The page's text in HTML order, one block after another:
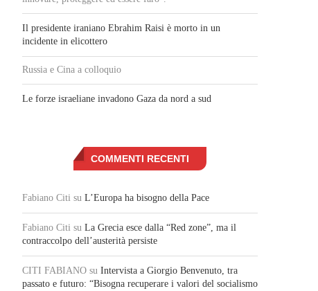
Il presidente iraniano Ebrahim Raisi è morto in un
incidente in elicottero
Russia e Cina a colloquio
Le forze israeliane invadono Gaza da nord a sud
COMMENTI RECENTI
Fabiano Citi su L’Europa ha bisogno della Pace
Fabiano Citi su La Grecia esce dalla “Red zone”, ma il
contraccolpo dell’austerità persiste
CITI FABIANO su Intervista a Giorgio Benvenuto, tra
passato e futuro: “Bisogna recuperare i valori del socialismo